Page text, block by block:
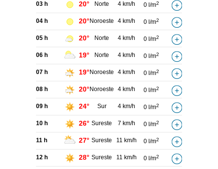
03 h 20° Norte 4 km/h 0 l/m2
04 h 20° Noroeste 4 km/h 0 l/m2
05 h 20° Norte 4 km/h 0 l/m2
06 h 19° Norte 4 km/h 0 l/m2
07 h 19° Noroeste 4 km/h 0 l/m2
08 h 20° Noroeste 4 km/h 0 l/m2
09 h 24° Sur 4 km/h 0 l/m2
10 h 26° Sureste 7 km/h 0 l/m2
11 h 27° Sureste 11 km/h 0 l/m2
12 h 28° Sureste 11 km/h 0 l/m2